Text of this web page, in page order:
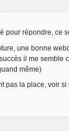
pour répondre, ce
une bonne
il me
même)
pas la place, voir